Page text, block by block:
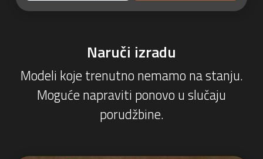
Naruči izradu
Modeli koje trenutno nemamo na stanju.
Moguće napraviti ponovo u slučaju
porudžbine.